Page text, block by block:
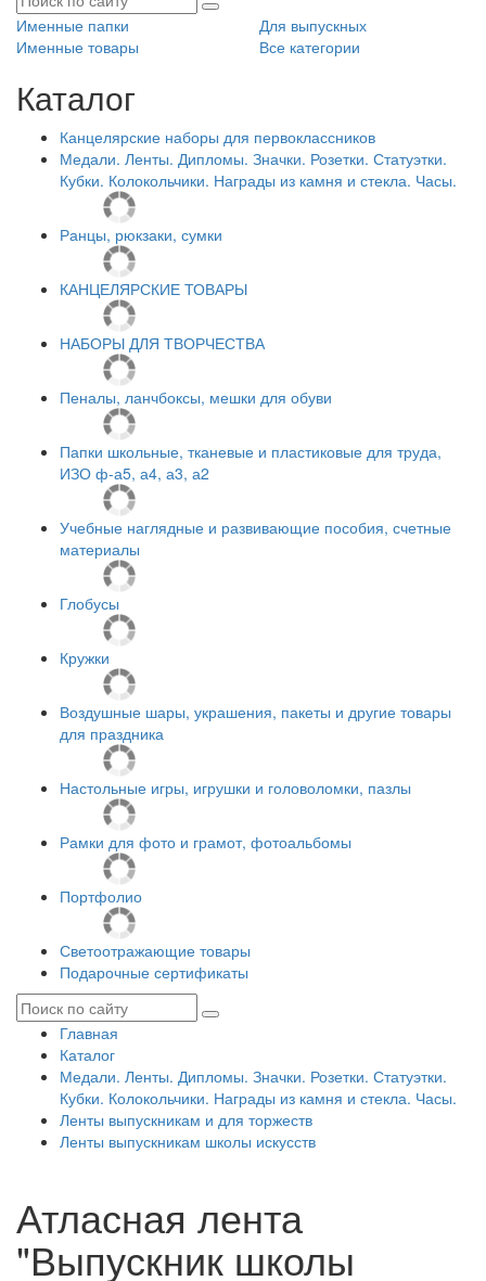
Именные папки
Для выпускных
Именные товары
Все категории
Каталог
Канцелярские наборы для первоклассников
Медали. Ленты. Дипломы. Значки. Розетки. Статуэтки.
Кубки. Колокольчики. Награды из камня и стекла. Часы.
Ранцы, рюкзаки, сумки
КАНЦЕЛЯРСКИЕ ТОВАРЫ
НАБОРЫ ДЛЯ ТВОРЧЕСТВА
Пеналы, ланчбоксы, мешки для обуви
Папки школьные, тканевые и пластиковые для труда,
ИЗО ф-а5, а4, а3, а2
Учебные наглядные и развивающие пособия, счетные
материалы
Глобусы
Кружки
Воздушные шары, украшения, пакеты и другие товары
для праздника
Настольные игры, игрушки и головоломки, пазлы
Рамки для фото и грамот, фотоальбомы
Портфолио
Светоотражающие товары
Подарочные сертификаты
Главная
Каталог
Медали. Ленты. Дипломы. Значки. Розетки. Статуэтки.
Кубки. Колокольчики. Награды из камня и стекла. Часы.
Ленты выпускникам и для торжеств
Ленты выпускникам школы искусств
Атласная лента
"Выпускник школы